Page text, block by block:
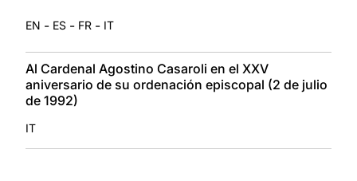
EN - ES - FR - IT
Al Cardenal Agostino Casaroli en el XXV
aniversario de su ordenación episcopal (2 de julio
de 1992)
IT